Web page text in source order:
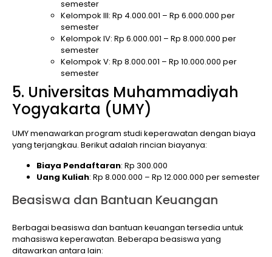
semester
Kelompok III: Rp 4.000.001 – Rp 6.000.000 per
semester
Kelompok IV: Rp 6.000.001 – Rp 8.000.000 per
semester
Kelompok V: Rp 8.000.001 – Rp 10.000.000 per
semester
5. Universitas Muhammadiyah
Yogyakarta (UMY)
UMY menawarkan program studi keperawatan dengan biaya
yang terjangkau. Berikut adalah rincian biayanya:
Biaya Pendaftaran: Rp 300.000
Uang Kuliah: Rp 8.000.000 – Rp 12.000.000 per semester
Beasiswa dan Bantuan Keuangan
Berbagai beasiswa dan bantuan keuangan tersedia untuk
mahasiswa keperawatan. Beberapa beasiswa yang
ditawarkan antara lain: